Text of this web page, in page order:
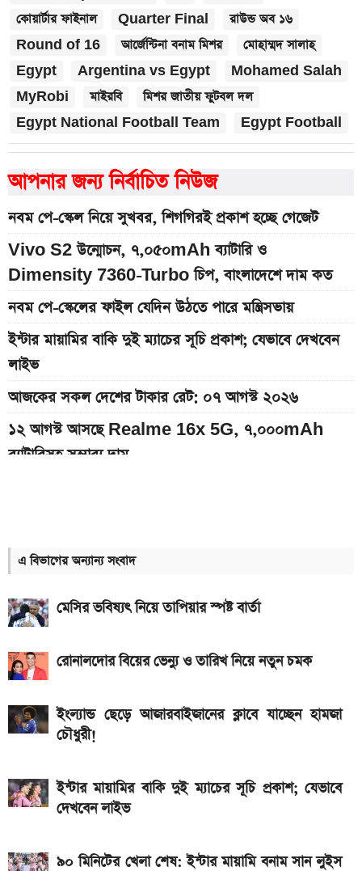
কোয়ার্টার ফাইনাল
Quarter Final
রাউন্ড অব ১৬
Round of 16
আর্জেন্টিনা বনাম মিশর
মোহাম্মদ সালাহ
Egypt
Argentina vs Egypt
Mohamed Salah
MyRobi
মাইরবি
মিশর জাতীয় ফুটবল দল
Egypt National Football Team
Egypt Football
আপনার জন্য নির্বাচিত নিউজ
নবম পে-স্কেল নিয়ে সুখবর, শিগগিরই প্রকাশ হচ্ছে গেজেট
Vivo S2 উন্মোচন, ৭,০৫০mAh ব্যাটারি ও
Dimensity 7360-Turbo চিপ, বাংলাদেশে দাম কত
নবম পে-স্কেলের ফাইল যেদিন উঠতে পারে মন্ত্রিসভায়
ইন্টার মায়ামির বাকি দুই ম্যাচের সূচি প্রকাশ; যেভাবে দেখবেন
লাইভ
আজকের সকল দেশের টাকার রেট: ০৭ আগস্ট ২০২৬
১২ আগস্ট আসছে Realme 16x 5G, ৭,০০০mAh
ব্যাটারিসহ সম্ভাব্য দাম
সরকারি কর্মচারীদের বেতন-গ্রেড নিয়ে নতুন বার্তা
আজকের স্বর্ণের বাজারদর: ০৭ আগস্ট ২০২৬
এসএসসি ও সমমানের ফল কবে জানাল শিক্ষা বোর্ড
সরকারি চাকরিজীবীরা
দাম
দেশে আজ একভরি ২১ ক্যারেট স্বর্ণের দাম
২০২৬ সালের প্রথম পূর্ণগ্রাস সূর্যগ্রহণ কবে, কোথা থেকে দেখা
এ বিভাগের অন্যান্য সংবাদ
মেসির ভবিষ্যৎ নিয়ে তাপিয়ার স্পষ্ট বার্তা
রোনালদোর বিয়ের ভেন্যু ও তারিখ নিয়ে নতুন চমক
ইংল্যান্ড ছেড়ে আজারবাইজানের ক্লাবে যাচ্ছেন হামজা
চৌধুরী!
ইন্টার মায়ামির বাকি দুই ম্যাচের সূচি প্রকাশ; যেভাবে
দেখবেন লাইভ
৯০ মিনিটের খেলা শেষ: ইন্টার মায়ামি বনাম সান লুইস